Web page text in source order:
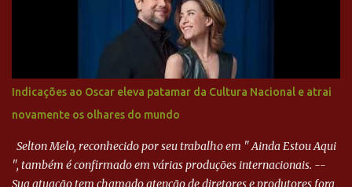
direito de Harlei. O goleiro esmeraldino se esticou e até tocou na
bola, mas não o suficiente para desviar sua trajetória. O ataque do
Goiás era nulo, tanto que o Paraná seguiu em cima. Aos 32
minutos, Jefferson cabeceou e Harlei fez grande defesa. Seis
minutos depois, Wellington encheu o pé e quase surpreendeu o
goleiro rival, que novamente defendeu. No fim, Jefferson teve
outra boa chance, mas parou no goleiro. Gol para matar espera...
Indicações ao Oscar eleva patamar da Cultura Nacional e atrai
novamente os olhares do mundo
Selton Melo, reconhecido por seu trabalho em " Ainda Estou Aqui
", também é confirmado em várias produções internacionais. --
Sua atuação tem chamado atenção de diretores e produtores fora